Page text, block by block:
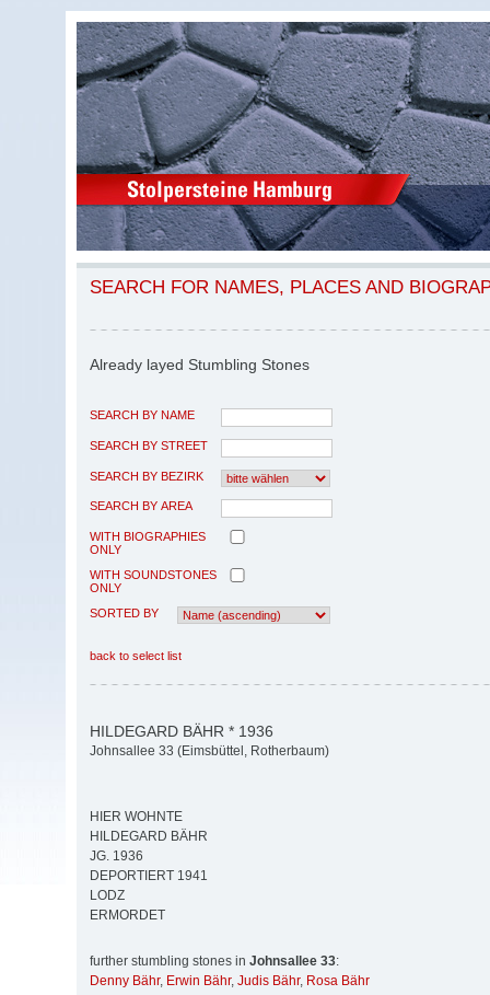
SEARCH FOR NAMES, PLACES AND
Already layed Stumbling Stones
SEARCH BY NAME
SEARCH BY STREET
SEARCH BY BEZIRK
SEARCH BY AREA
WITH BIOGRAPHIES
ONLY
WITH SOUNDSTONES
ONLY
SORTED BY
back to select list
HILDEGARD BÄHR * 1936
Johnsallee 33 (Eimsbüttel, Rotherbaum)
HIER WOHNTE
HILDEGARD BÄHR
JG. 1936
DEPORTIERT 1941
LODZ
ERMORDET
further stumbling stones in Johnsallee 33:
Denny Bähr, Erwin Bähr, Judis Bähr, Rosa Bähr